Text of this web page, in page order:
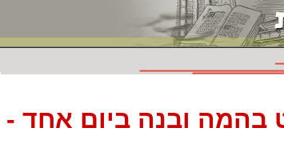
ובנה ביום אחד -